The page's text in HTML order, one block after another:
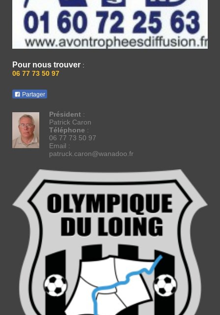
Pour nous trouver :
06 77 73 50 97
Partager
Président :
Patrick Caron
Téléphone :
06 77 73 50 97
Email :
patruck.caron@wanadoo.fr